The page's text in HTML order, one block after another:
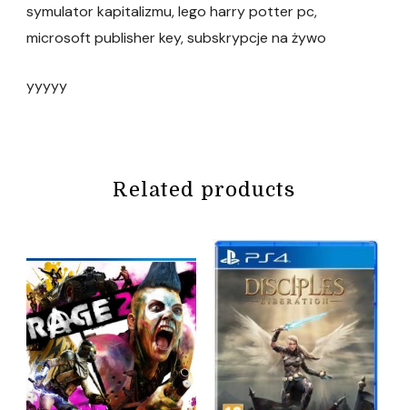
symulator kapitalizmu, lego harry potter pc,
microsoft publisher key, subskrypcje na żywo
yyyyy
Related products